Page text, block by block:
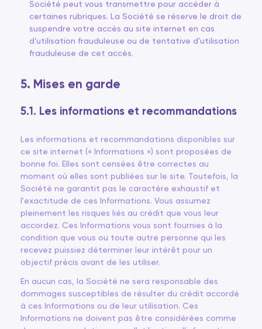
Société peut vous transmettre pour accéder à
certaines rubriques. La Société se réserve le droit de
suspendre votre accès au site internet en cas
d'utilisation frauduleuse ou de tentative d'utilisation
frauduleuse de cet accès.
5. Mises en garde
5.1. Les informations et recommandations
Les informations et recommandations disponibles sur
ce site internet (« Informations ») sont proposées de
bonne foi. Elles sont censées être correctes au
moment où elles sont publiées sur le site. Toutefois, la
Société ne garantit pas le caractère exhaustif et
l'exactitude de ces Informations. Vous assumez
pleinement les risques liés au crédit que vous leur
accordez. Ces Informations vous sont fournies à la
condition que vous ou toute autre personne qui les
recevez puissiez déterminer leur intérêt pour un
objectif précis avant de les utiliser.
En aucun cas, la Société ne sera responsable des
dommages susceptibles de résulter du crédit accordé
à ces Informations ou de leur utilisation. Ces
Informations ne doivent pas être considérées comme